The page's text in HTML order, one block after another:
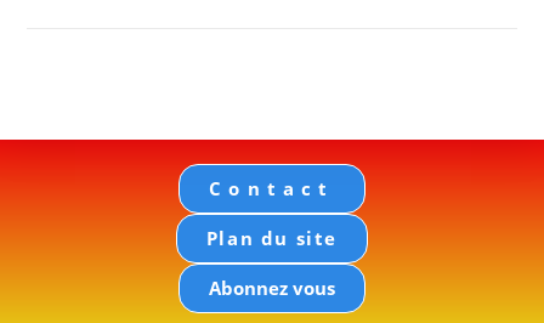
Contact
Plan du site
Abonnez vous